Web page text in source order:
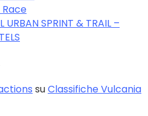
SPRINT & TRAIL –
suClassifiche Vulcania